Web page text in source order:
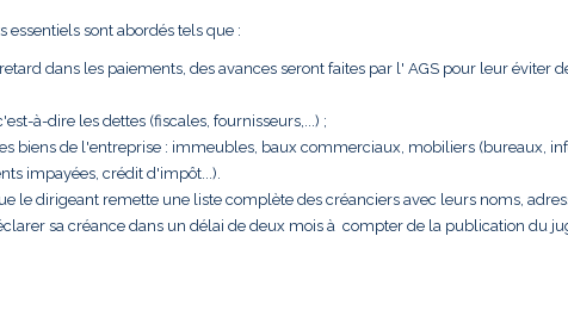
essentiels sont abordés tels que :
dans les paiements, des avances seront faites par l' AGS pour leur éviter
à-dire les dettes (fiscales, fournisseurs,...) ;
biens de l'entreprise : immeubles, baux commerciaux, mobiliers (bureaux,
impayées, crédit d'impôt...).
le dirigeant remette une liste complète des créanciers avec leurs noms,
sa créance dans un délai de deux mois à compter de la publication du